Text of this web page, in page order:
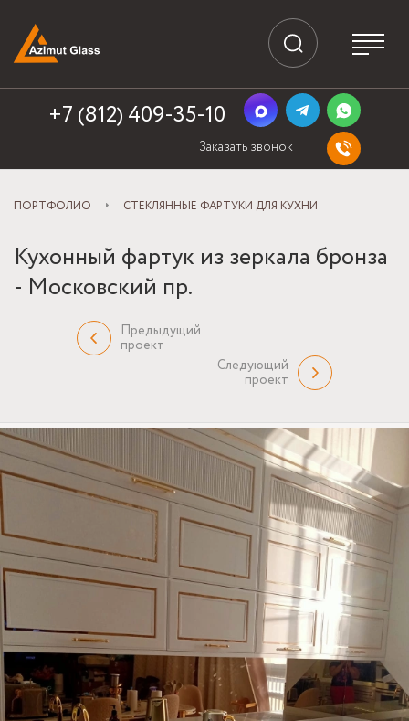
+7 (812) 409-35-10
Заказать звонок
ПОРТФОЛИО СТЕКЛЯННЫЕ ФАРТУКИ ДЛЯ КУХНИ
Кухонный фартук из зеркала бронза
- Московский пр.
Предыдущий
проект
Следующий
проект